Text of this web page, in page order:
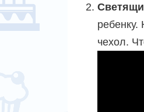
чехол.